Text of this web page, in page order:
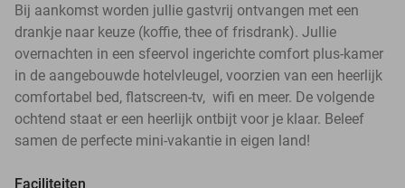
Bij aankomst worden jullie gastvrij ontvangen met een
drankje naar keuze (koffie, thee of frisdrank). Jullie
overnachten in een sfeervol ingerichte comfort plus-kamer
in de aangebouwde hotelvleugel, voorzien van een heerlijk
comfortabel bed, flatscreen-tv, wifi en meer. De volgende
ochtend staat er een heerlijk ontbijt voor je klaar. Beleef
samen de perfecte mini-vakantie in eigen land!
Faciliteiten